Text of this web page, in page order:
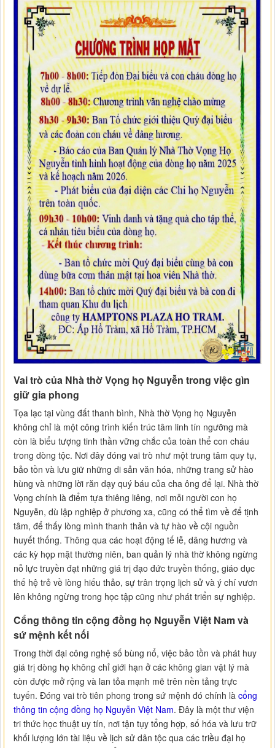
Vai trò của Nhà thờ Vọng họ Nguyễn trong việc gìn
giữ gia phong
Tọa lạc tại vùng đất thanh bình, Nhà thờ Vọng họ Nguyễn
không chỉ là một công trình kiến trúc tâm linh tín ngưỡng mà
còn là biểu tượng tinh thần vững chắc của toàn thể con cháu
trong dòng tộc. Nơi đây đóng vai trò như một trung tâm quy tụ,
bảo tồn và lưu giữ những di sản văn hóa, những trang sử hào
hùng và những lời răn dạy quý báu của cha ông để lại. Nhà thờ
Vọng chính là điểm tựa thiêng liêng, nơi mỗi người con họ
Nguyễn, dù lập nghiệp ở phương xa, cũng có thể tìm về để tịnh
tâm, để thấy lòng mình thanh thản và tự hào về cội nguồn
huyết thống. Thông qua các hoạt động tế lễ, dâng hương và
các kỳ họp mặt thường niên, ban quản lý nhà thờ không ngừng
nỗ lực truyền đạt những giá trị đạo đức truyền thống, giáo dục
thế hệ trẻ về lòng hiếu thảo, sự trân trọng lịch sử và ý chí vươn
lên không ngừng trong học tập cũng như phát triển sự nghiệp.
Cổng thông tin cộng đồng họ Nguyễn Việt Nam và
sứ mệnh kết nối
Trong thời đại công nghệ số bùng nổ, việc bảo tồn và phát huy
giá trị dòng họ không chỉ giới hạn ở các không gian vật lý mà
còn được mở rộng và lan tỏa mạnh mẽ trên nền tảng trực
tuyến. Đóng vai trò tiên phong trong sứ mệnh đó chính là cổng
thông tin cộng đồng họ Nguyễn Việt Nam. Đây là một thư viện
tri thức học thuật uy tín, nơi tận tụy tổng hợp, số hóa và lưu trữ
khối lượng lớn tài liệu về lịch sử dân tộc qua các triều đại họ